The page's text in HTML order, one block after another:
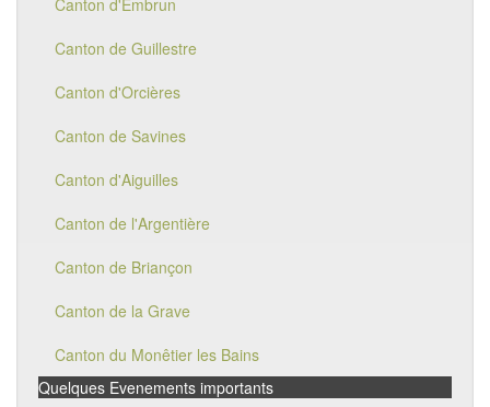
Canton d'Embrun
Canton de Guillestre
Canton d'Orcières
Canton de Savines
Canton d'Aiguilles
Canton de l'Argentière
Canton de Briançon
Canton de la Grave
Canton du Monêtier les Bains
Quelques Evenements importants